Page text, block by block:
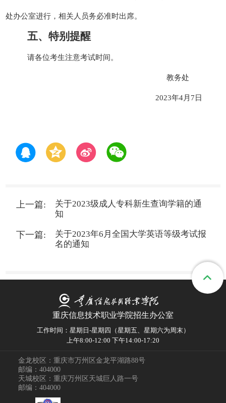
处办公室进行，相关人员务必准时出席。
五、特别提醒
请各位考生注意考试时间。
教务处
2023年4月 7日
关于2023级成人专科新生查询学籍的通
知
关于2023年6月全国大学英语等级考试报
名的通知
重庆信息技术职业学院招生办公室
工作时间：星期日-星期四（星期五、星期六为周末）
上午8:00-12:00 下午14:00-17:20
金龙校区：重庆市万州区金龙平湖路88号
邮编：404000
天城校区：重庆万州区天城巨人路一号
邮编：404000